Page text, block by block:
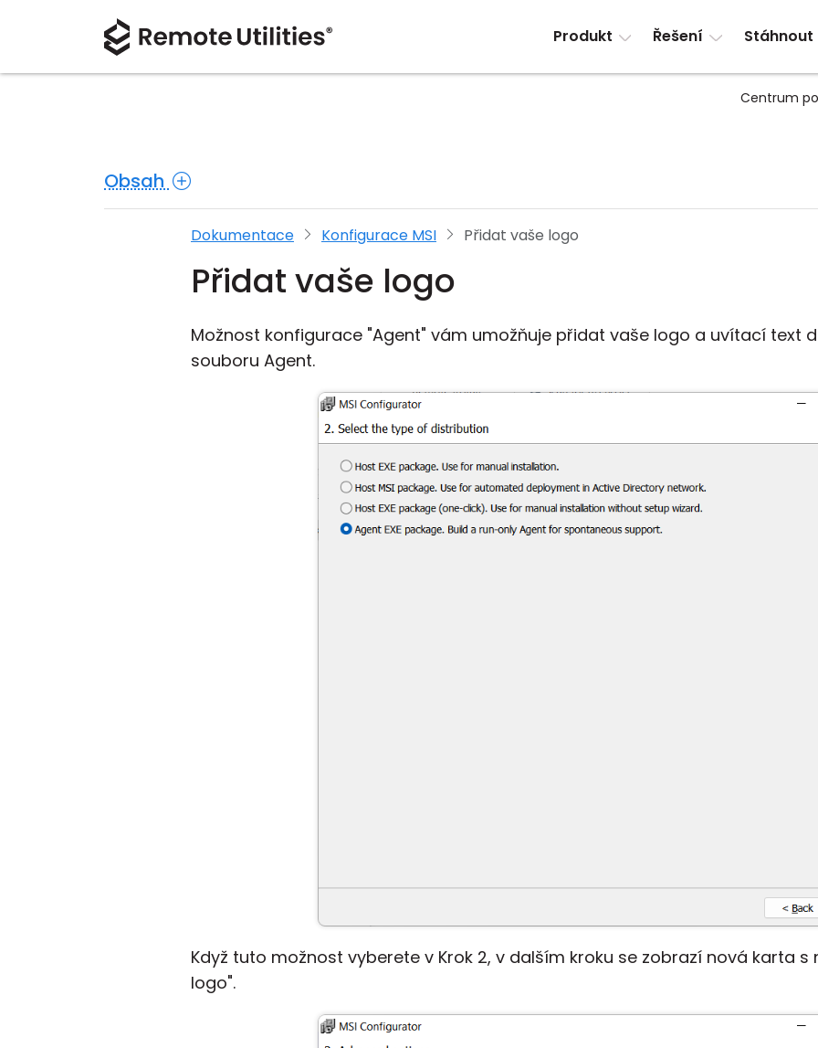
Produkt Řešení Stáhnout
Centrum
Obsah
Dokumentace Konfigurace MSI Přidat vaše logo
Přidat vaše logo
Možnost konfigurace "Agent" vám umožňuje přidat vaše logo a uvítací text
souboru Agent.
Když tuto možnost vyberete v Krok 2, v dalším kroku se zobrazí nová karta s
logo".